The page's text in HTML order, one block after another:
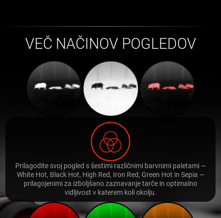
VEČ NAČINOV POGLEDOV
Prilagodite svoj pogled s šestimi različnimi barvnimi paletami —
White Hot, Black Hot, High Red, Iron Red, Green Hot in Sepia —
prilagojenimi za izboljšano zaznavanje tarče in optimalno
vidljivost v katerem koli okolju.